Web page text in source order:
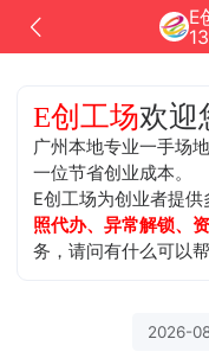
E
E创工场欢迎
广州本地专业一手场
一位节省创业成本。
E创工场为创业者提
照代办、异常解锁、
务，请问有什么可以
2026-